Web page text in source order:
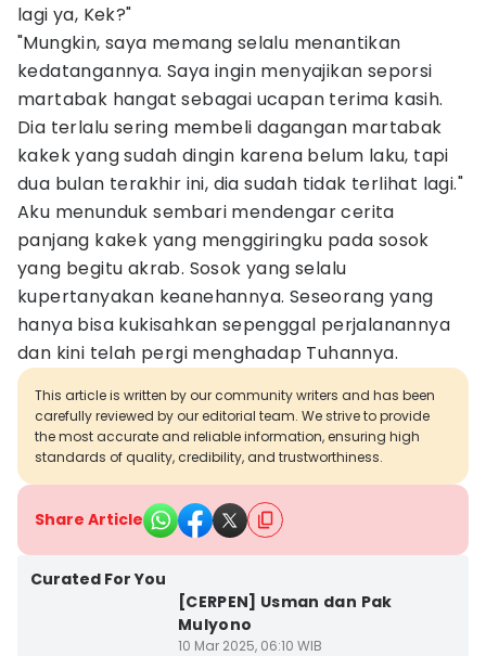
lagi ya, Kek?"
"Mungkin, saya memang selalu menantikan
kedatangannya. Saya ingin menyajikan seporsi
martabak hangat sebagai ucapan terima kasih.
Dia terlalu sering membeli dagangan martabak
kakek yang sudah dingin karena belum laku, tapi
dua bulan terakhir ini, dia sudah tidak terlihat lagi."
Aku menunduk sembari mendengar cerita
panjang kakek yang menggiringku pada sosok
yang begitu akrab. Sosok yang selalu
kupertanyakan keanehannya. Seseorang yang
hanya bisa kukisahkan sepenggal perjalanannya
dan kini telah pergi menghadap Tuhannya.
This article is written by our community writers and has been
carefully reviewed by our editorial team. We strive to provide
the most accurate and reliable information, ensuring high
standards of quality, credibility, and trustworthiness.
Share Article
Curated For You
[CERPEN] Usman dan Pak
Mulyono
10 Mar 2025, 06:10 WIB